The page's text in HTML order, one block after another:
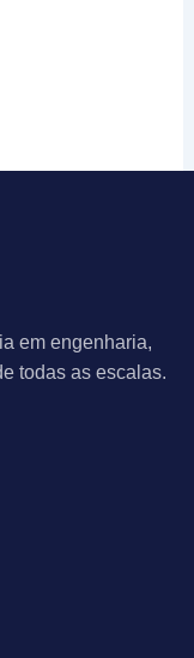
em engenharia,
todas as escalas.